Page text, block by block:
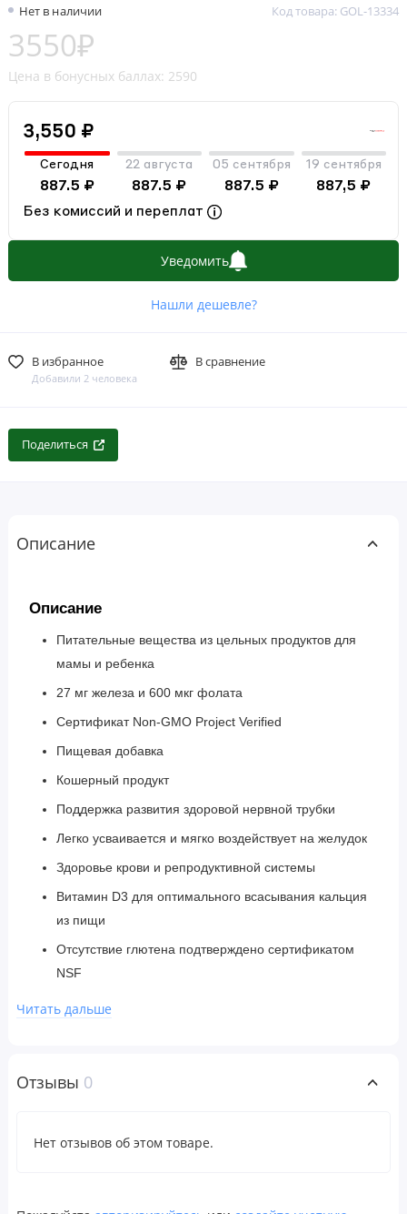
Нет в наличии Код товара: GOL-13334
3550₽
Цена в бонусных баллах: 2590
3,550 ₽
Сегодня
887.5 ₽
22 августа
887.5 ₽
05 сентября
887.5 ₽
19 сентября
887,5 ₽
Без комиссий и переплат
Уведомить
Нашли дешевле?
В избранное
Добавили 2 человека
В сравнение
Поделиться
Описание
Описание
Питательные вещества из цельных продуктов для
мамы и ребенка
27 мг железа и 600 мкг фолата
Сертификат Non-GMO Project Verified
Пищевая добавка
Кошерный продукт
Поддержка развития здоровой нервной трубки
Легко усваивается и мягко воздействует на желудок
Здоровье крови и репродуктивной системы
Витамин D3 для оптимального всасывания кальция
из пищи
Отсутствие глютена подтверждено сертификатом
NSF
В этот прекрасный и захватывающий период вашей
мультивитаминные жевательные таблетки для
Читать дальше
Отзывы 0
Нет отзывов об этом товаре.